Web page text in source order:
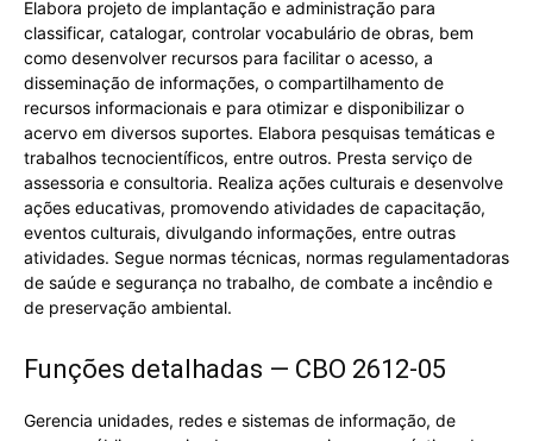
Elabora projeto de implantação e administração para
classificar, catalogar, controlar vocabulário de obras, bem
como desenvolver recursos para facilitar o acesso, a
disseminação de informações, o compartilhamento de
recursos informacionais e para otimizar e disponibilizar o
acervo em diversos suportes. Elabora pesquisas temáticas e
trabalhos tecnocientíficos, entre outros. Presta serviço de
assessoria e consultoria. Realiza ações culturais e desenvolve
ações educativas, promovendo atividades de capacitação,
eventos culturais, divulgando informações, entre outras
atividades. Segue normas técnicas, normas regulamentadoras
de saúde e segurança no trabalho, de combate a incêndio e
de preservação ambiental.
Funções detalhadas — CBO 2612-05
Gerencia unidades, redes e sistemas de informação, de